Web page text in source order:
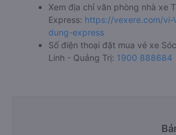
Xem địa chỉ văn phòng nhà xe
Express: https://vexere.com/
dung-express
Số điện thoại đặt mua vé xe
Linh - Quảng Trị: 1900 888684